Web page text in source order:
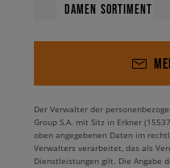
DAMEN SORTIMENT
Der Verwalter der
Group S.A. mit Sitz in Erkner
oben angegebenen Daten im
Verwalters verarbeitet, das als
Dienstleistungen gilt. Die Angabe